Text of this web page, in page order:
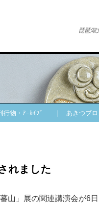
琵琶湖
物・ｱｰｶｲﾌﾞ | あきつブロ
れました
山」展の関連講演会が6